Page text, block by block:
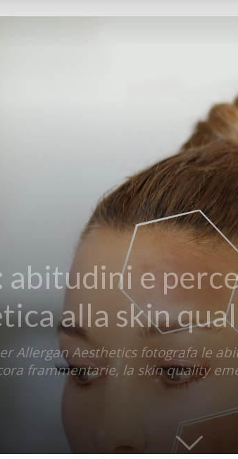
abitudini e
alla skin
Allergan Aesthetics fotografa le
frammentarie, la skin quality